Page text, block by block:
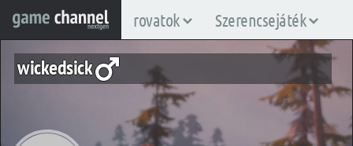
rovatok Szerencsejáték
wickedsick